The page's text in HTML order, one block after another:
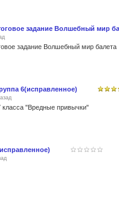
задание Волшебный мир
задание Волшебный мир балета
6(исправленное)
класса "Вредные привычки"